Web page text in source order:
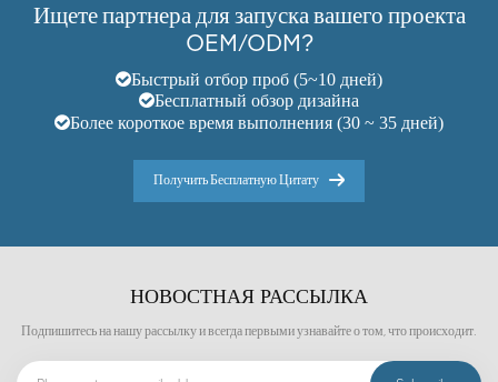
Ищете партнера для запуска вашего проекта
OEM/ODM?
Быстрый отбор проб (5~10 дней)
Бесплатный обзор дизайна
Более короткое время выполнения (30 ~ 35 дней)
Получить Бесплатную Цитату
НОВОСТНАЯ РАССЫЛКА
Подпишитесь на нашу рассылку и всегда первыми узнавайте о том, что происходит.